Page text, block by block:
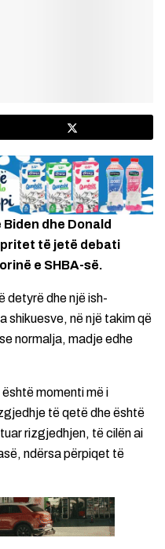
dhe Donald
pritet të jetë debati
e SHBA-së.
detyrë dhe një ish-
shikuesve, në një takim që
normalja, madje edhe
momenti më i
të qetë dhe është
rizgjedhjen, të cilën ai
ndërsa përpiqet të